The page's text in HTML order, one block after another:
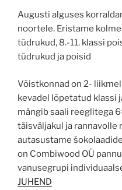
Augusti alguses
noortele. Eristame
tüdrukud, 8.-11. klassi
tüdrukud ja poisid
Võistkonnad on 2-
kevadel lõpetatud klassi
mängib saali reeglitega
täisväljakul ja rannavolle
autasustame
on Combiwood OÜ
vanusegrupi
JUHEND